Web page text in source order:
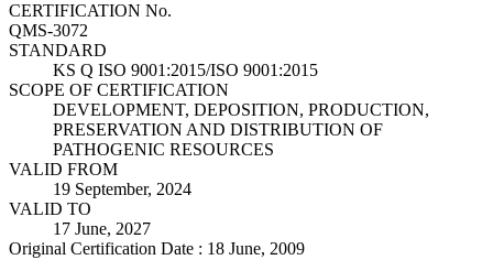
CERTIFICATION No.
QMS-3072
STANDARD
KS Q ISO 9001:2015/ISO 9001:2015
SCOPE OF CERTIFICATION
DEVELOPMENT, DEPOSITION, PRODUCTION,
PRESERVATION AND DISTRIBUTION OF
PATHOGENIC RESOURCES
VALID FROM
19 September, 2024
VALID TO
17 June, 2027
Original Certification Date : 18 June, 2009